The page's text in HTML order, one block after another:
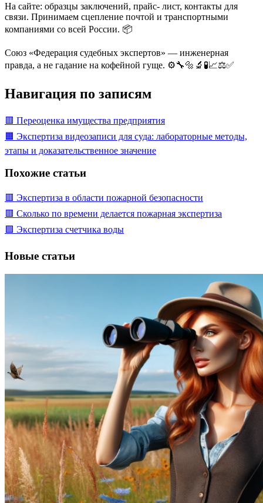
На сайте: образцы заключений, прайс- лист, контакты для
связи. Принимаем сцепление почтой и транспортными
компаниями со всей России. 📦
Союз «Федерация судебных экспертов» — инженерная
правда, а не гадание на кофейной гуще. ⚙️🔧🔩🔬🧪📈⚖️✅
Навигация по записям
🟥 Переоценка имущества предприятия
🟧 Экспертиза видеозаписи для суда: лабораторные методы,
этапы и доказательственное значение
Похожие статьи
🟥 Экспертиза в области пожарной безопасности
🟥 Сколько по времени делается пожарная экспертиза
🟩 Экспертиза счетчика воды
Новые статьи